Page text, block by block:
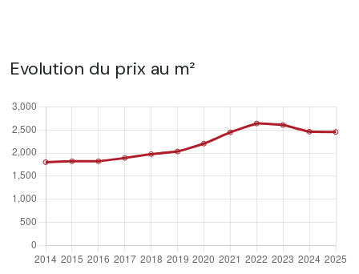
Evolution du prix au m²